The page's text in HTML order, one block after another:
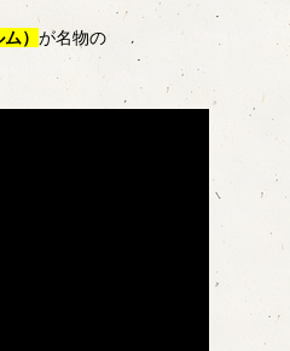
） が名物の